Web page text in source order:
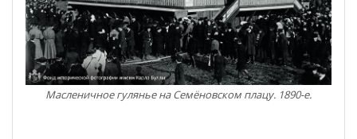
Масленичное гулянье на Семёновском плацу. 1890-е.